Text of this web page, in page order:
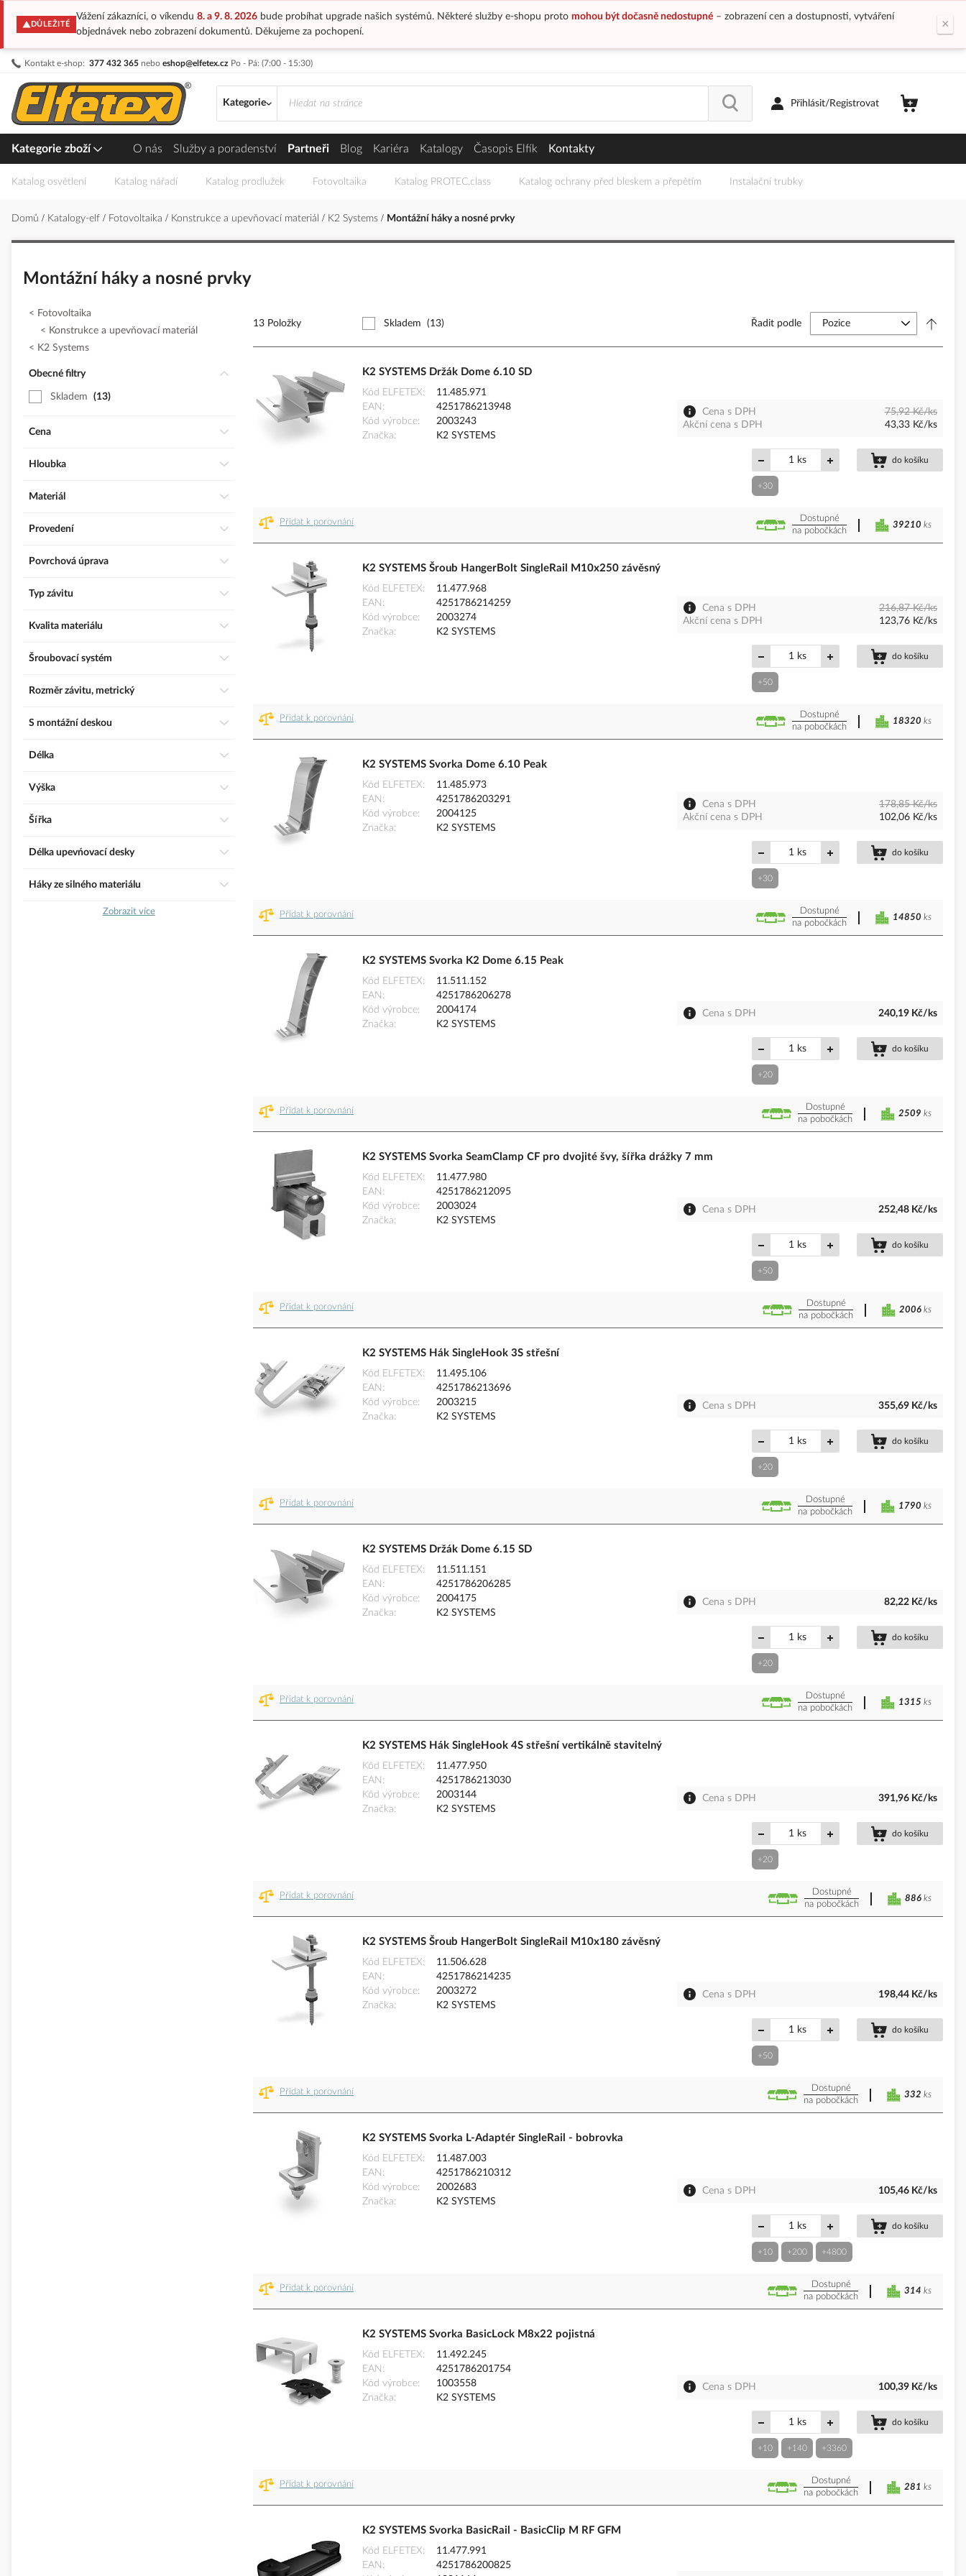
DŮLEŽITÉ
Vážení zákazníci, o víkendu 8. a 9. 8. 2026bude probíhat upgrade našich systémů. Některé služby e-shopu proto mohou být dočasně nedostupné– zobrazení cen a dostupnosti, vytváření
objednávek nebo zobrazení dokumentů. Děkujeme za pochopení.
×
Kontakt e-shop: 377 432 365 nebo eshop@elfetex.cz Po - Pá: (7:00 - 15:30)
Přejít
obsah
Kategorie
Přihlásit/Registrovat
Kategorie zboží O nás Služby a poradenství Partneři Blog Kariéra Katalogy Časopis Elfík Kontakty
Katalog osvětlení Katalog nářadí Katalog prodlužek Fotovoltaika Katalog PROTEC.class Katalog ochrany před bleskem a přepětím Instalační trubky
Domů Katalogy-elf Fotovoltaika Konstrukce a upevňovací materiál K2 Systems Montážní háky a nosné prvky
Montážní háky a nosné prvky
13 Položky Skladem (13) Řadit podle
K2 SYSTEMS Držák Dome 6.10 SD
Kód ELFETEX
11.485.971
EAN
4251786213948
Kód výrobce
2003243
Značka
K2 SYSTEMS
Cena s DPH
75,92 Kč/ks
Akční cena s DPH
43,33 Kč/ks
ks do košíku
+30
Přidat k porovnání
Dostupné
na pobočkách
39210 ks
K2 SYSTEMS Šroub HangerBolt SingleRail M10x250 závěsný
Kód ELFETEX
11.477.968
EAN
4251786214259
Kód výrobce
2003274
Značka
K2 SYSTEMS
Cena s DPH
216,87 Kč/ks
Akční cena s DPH
123,76 Kč/ks
ks do košíku
+50
Přidat k porovnání
Dostupné
na pobočkách
18320 ks
K2 SYSTEMS Svorka Dome 6.10 Peak
Kód ELFETEX
11.485.973
EAN
4251786203291
Kód výrobce
2004125
Značka
K2 SYSTEMS
Cena s DPH
178,85 Kč/ks
Akční cena s DPH
102,06 Kč/ks
ks do košíku
+30
Přidat k porovnání
Dostupné
na pobočkách
14850 ks
K2 SYSTEMS Svorka K2 Dome 6.15 Peak
Kód ELFETEX
11.511.152
EAN
4251786206278
Kód výrobce
2004174
Značka
K2 SYSTEMS
Cena s DPH 240,19 Kč/ks
ks do košíku
+20
Přidat k porovnání
Dostupné
na pobočkách
2509 ks
K2 SYSTEMS Svorka SeamClamp CF pro dvojité švy, šířka drážky 7 mm
Kód ELFETEX
11.477.980
EAN
4251786212095
Kód výrobce
2003024
Značka
K2 SYSTEMS
Cena s DPH 252,48 Kč/ks
ks do košíku
+50
Přidat k porovnání
Dostupné
na pobočkách
2006 ks
K2 SYSTEMS Hák SingleHook 3S střešní
Kód ELFETEX
11.495.106
EAN
4251786213696
Kód výrobce
2003215
Značka
K2 SYSTEMS
Cena s DPH 355,69 Kč/ks
ks do košíku
+20
Přidat k porovnání
Dostupné
na pobočkách
1790 ks
K2 SYSTEMS Držák Dome 6.15 SD
Kód ELFETEX
11.511.151
EAN
4251786206285
Kód výrobce
2004175
Značka
K2 SYSTEMS
Cena s DPH 82,22 Kč/ks
ks do košíku
+20
Přidat k porovnání
Dostupné
na pobočkách
1315 ks
K2 SYSTEMS Hák SingleHook 4S střešní vertikálně stavitelný
Kód ELFETEX
11.477.950
EAN
4251786213030
Kód výrobce
2003144
Značka
K2 SYSTEMS
Cena s DPH 391,96 Kč/ks
ks do košíku
+20
Přidat k porovnání
Dostupné
na pobočkách
886 ks
K2 SYSTEMS Šroub HangerBolt SingleRail M10x180 závěsný
Kód ELFETEX
11.506.628
EAN
4251786214235
Kód výrobce
2003272
Značka
K2 SYSTEMS
Cena s DPH 198,44 Kč/ks
ks do košíku
+50
Přidat k porovnání
Dostupné
na pobočkách
332 ks
K2 SYSTEMS Svorka L-Adaptér SingleRail - bobrovka
Kód ELFETEX
11.487.003
EAN
4251786210312
Kód výrobce
2002683
Značka
K2 SYSTEMS
Cena s DPH 105,46 Kč/ks
ks do košíku
+10 +200 +4800
Přidat k porovnání
Dostupné
na pobočkách
314 ks
K2 SYSTEMS Svorka BasicLock M8x22 pojistná
Kód ELFETEX
11.492.245
EAN
4251786201754
Kód výrobce
1003558
Značka
K2 SYSTEMS
Cena s DPH 100,39 Kč/ks
ks do košíku
+10 +140 +3360
Přidat k porovnání
Dostupné
na pobočkách
281 ks
K2 SYSTEMS Svorka BasicRail - BasicClip M RF GFM
Kód ELFETEX
11.477.991
EAN
4251786200825
Fotovoltaika
Konstrukce a upevňovací materiál
K2 Systems
Obecné filtry
Skladem 13
Cena
Hloubka
Materiál
Provedení
Povrchová úprava
Typ závitu
Kvalita materiálu
Šroubovací systém
Rozměr závitu, metrický
S montážní deskou
Délka
Výška
Šířka
Délka upevńovací desky
Háky ze silného materiálu
Zobrazit více